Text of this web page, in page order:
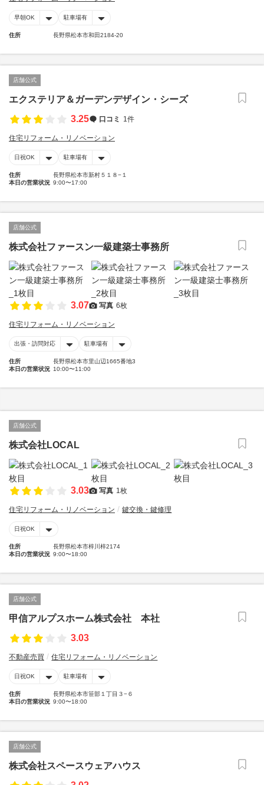
早朝OK 駐車場有
住所 長野県松本市和田2184-20
店舗公式
エクステリア＆ガーデンデザイン・シーズ
3.25
口コミ 1件
住宅リフォーム・リノベーション
日祝OK 駐車場有
住所
長野県松本市新村５１８−１
本日の営業状況 9:00〜17:00
店舗公式
株式会社ファースン一級建築士事務所
3.07 写真 6枚
住宅リフォーム・リノベーション
出張・訪問対応 駐車場有
住所
長野県松本市里山辺1665番地3
本日の営業状況 10:00〜11:00
店舗公式
株式会社LOCAL
3.03 写真 1枚
住宅リフォーム・リノベーション 鍵交換・鍵修理
日祝OK
住所
長野県松本市梓川梓2174
本日の営業状況 9:00〜18:00
店舗公式
甲信アルプスホーム株式会社 本社
3.03
不動産売買 住宅リフォーム・リノベーション
日祝OK 駐車場有
住所
長野県松本市笹部１丁目３−６
本日の営業状況 9:00〜18:00
店舗公式
株式会社スペースウェアハウス